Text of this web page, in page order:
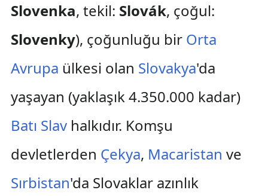
Slovenka, tekil: Slovák, çoğul:
Slovenky), çoğunluğu bir Orta
Avrupa ülkesi olan Slovakya'da
yaşayan (yaklaşık 4.350.000 kadar)
Batı Slavhalkıdır. Komşu
devletlerden Çekya, Macaristan ve
Sırbistan'da Slovaklar azınlık